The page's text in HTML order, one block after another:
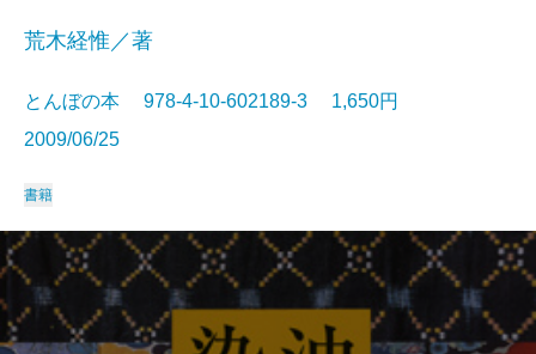
荒木経惟／著
とんぼの本 978-4-10-602189-3 1,650円
2009/06/25
書籍